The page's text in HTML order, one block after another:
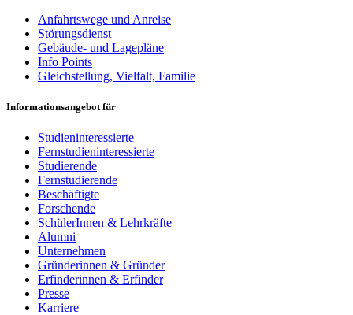
Anfahrtswege und Anreise
Störungsdienst
Gebäude- und Lagepläne
Info Points
Gleichstellung, Vielfalt, Familie
Informationsangebot für
Studieninteressierte
Fernstudieninteressierte
Studierende
Fernstudierende
Beschäftigte
Forschende
SchülerInnen & Lehrkräfte
Alumni
Unternehmen
Gründerinnen & Gründer
Erfinderinnen & Erfinder
Presse
Karriere